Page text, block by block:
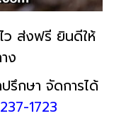
ว ส่งฟรี ยินดีให้
ง
รึกษา จัดการได้
1723